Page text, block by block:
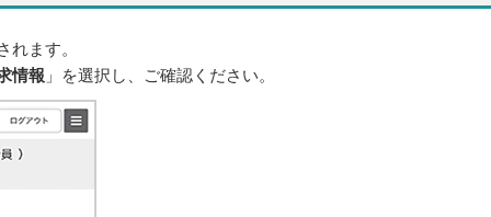
れます。
情報 」を選択し、ご確認ください。